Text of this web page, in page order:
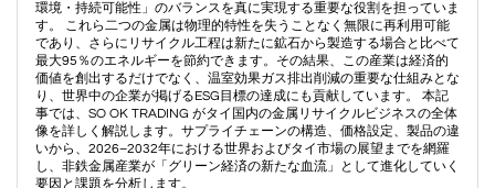
環境・持続可能性」のバランスを真に実現する重要な役割を担っていま
す。 これら二つの金属は物理的特性を失うことなく無限に再利用可能
であり、さらにリサイクル工程は新たに鉱石から製造する場合と比べて
最大95％のエネルギーを節約できます。その結果、この産業は経済的
価値を創出するだけでなく、温室効果ガス排出削減の重要な仕組みとな
り、世界中の企業が掲げるESG目標の達成にも貢献しています。 本記
事では、SO OK TRADING がタイ国内の金属リサイクルビジネスの全体
像を詳しく解説します。サプライチェーンの構造、価格設定、製品の違
いから、2026–2032年における世界およびタイ市場の展望までを網羅
し、非鉄金属産業が「グリーン経済の新たな血流」として進化していく
要因と課題を分析します。